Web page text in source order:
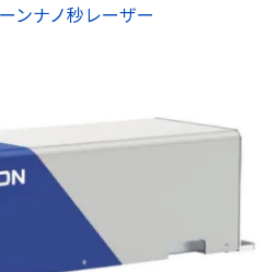
ンナノ秒レーザー